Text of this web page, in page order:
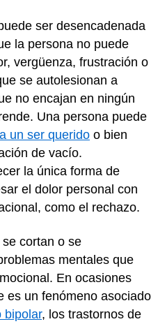
ser desencadenada
la persona no puede
vergüenza, frustración o
se autolesionan a
no encajan en ningún
Una persona puede
un ser querido o bien
de vacío.
la única forma de
el dolor personal con
como el rechazo.
cortan o se
mentales que
En ocasiones
es un fenómeno asociado
bipolar, los trastornos de